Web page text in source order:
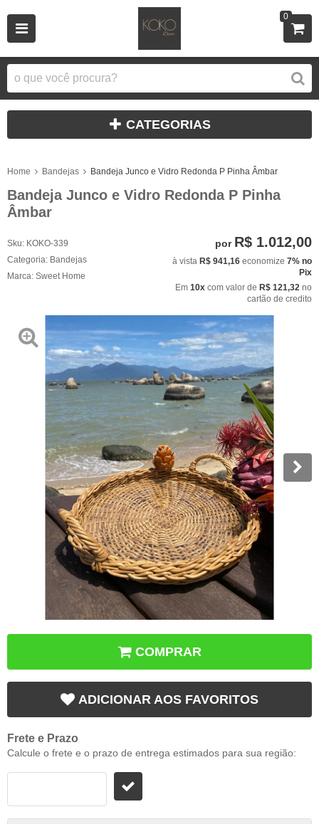
0
CATEGORIAS
Home Bandejas Bandeja Junco e Vidro Redonda P Pinha Âmbar
Bandeja Junco e Vidro Redonda P Pinha
Âmbar
Sku: KOKO-339
Categoria: Bandejas
Marca: Sweet Home
por R$ 1.012,00
à vista R$ 941,16 economize 7% no
Pix
Em 10x com valor de R$ 121,32 no
cartão de credito
COMPRAR
ADICIONAR AOS FAVORITOS
Frete e Prazo
Calcule o frete e o prazo de entrega estimados para sua região: